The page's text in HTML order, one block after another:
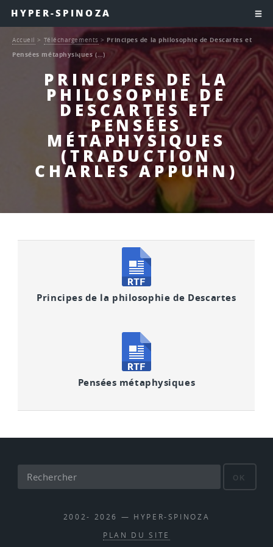
HYPER-SPINOZA
PRINCIPES DE LA
PHILOSOPHIE DE
DESCARTES ET
PENSÉES
MÉTAPHYSIQUES
(TRADUCTION
CHARLES APPUHN)
Accueil > Téléchargements > Principes de la philosophie de Descartes et
Pensées métaphysiques (…)
Principes de la philosophie de Descartes
Pensées métaphysiques
OK
2002- 2026 — HYPER-SPINOZA
PLAN DU SITE